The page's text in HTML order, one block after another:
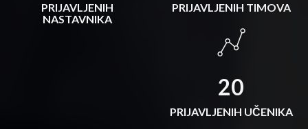
PRIJAVLJENIH
NASTAVNIKA
PRIJAVLJENIH TIMOVA
20
PRIJAVLJENIH UČENIKA